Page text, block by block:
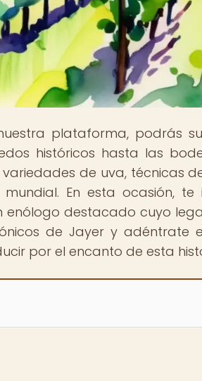
plataforma, podrás
históricos hasta las
de uva, técnicas
En esta ocasión,
enólogo destacado cuyo
de Jayer y adéntrate
por el encanto de esta